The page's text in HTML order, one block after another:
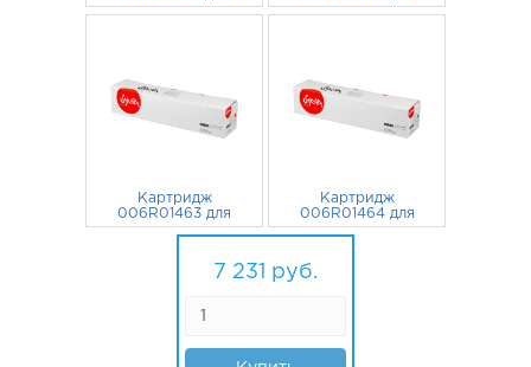
Xerox WorkCentre
Xerox WorkCentre
Картридж
006R01463 для
Xerox WorkCentre
7125 15000 стр.
Картридж
006R01464 для
Xerox WorkCentre
7125 15000 стр.
7 231 руб.